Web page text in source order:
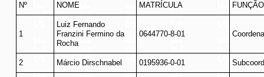
Nº NOME MATRÍCULA FUNÇÃO
1
Luiz Fernando
Franzini Fermino da
Rocha
0644770-8-01
2 Márcio Dirschnabel 0195936-0-01